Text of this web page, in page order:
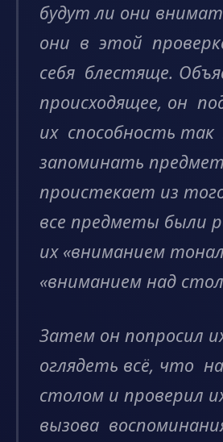
будут ли они
они в этой
себя блестяще.
происходящее, он
их способность так
запоминать
проистекает из
все предметы были
их «вниманием
«вниманием над
Затем он попросил
оглядеть всё, что
столом и проверил
вызова